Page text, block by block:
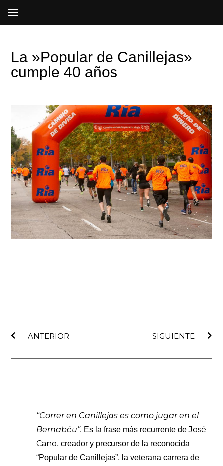
La »Popular de Canillejas»
cumple 40 años
ANTERIOR
SIGUIENTE
“Correr en Canillejas es como jugar en el
Bernabéu”. Es la frase más recurrente deJosé
Cano, creador y precursor de la reconocida
“Popular de Canillejas”, la veterana carrera de